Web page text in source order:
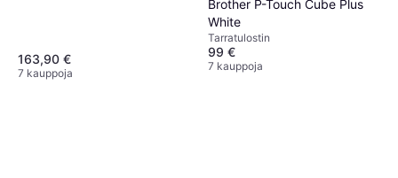
163,90 €
7 kauppoja
Brother P-Touch Cube Plus
White
Tarra­tulostin
99 €
7 kauppoja